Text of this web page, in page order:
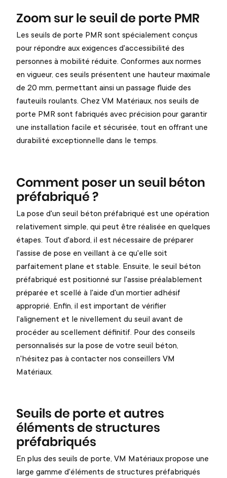
Zoom sur le seuil de porte PMR
Les seuils de porte PMR sont spécialement conçus
pour répondre aux exigences d'accessibilité des
personnes à mobilité réduite. Conformes aux normes
en vigueur, ces seuils présentent une hauteur maximale
de 20 mm, permettant ainsi un passage fluide des
fauteuils roulants. Chez VM Matériaux, nos seuils de
porte PMR sont fabriqués avec précision pour garantir
une installation facile et sécurisée, tout en offrant une
durabilité exceptionnelle dans le temps.
Comment poser un seuil béton
préfabriqué ?
La pose d'un seuil béton préfabriqué est une opération
relativement simple, qui peut être réalisée en quelques
étapes. Tout d'abord, il est nécessaire de préparer
l'assise de pose en veillant à ce qu'elle soit
parfaitement plane et stable. Ensuite, le seuil béton
préfabriqué est positionné sur l'assise préalablement
préparée et scellé à l'aide d'un mortier adhésif
approprié. Enfin, il est important de vérifier
l'alignement et le nivellement du seuil avant de
procéder au scellement définitif. Pour des conseils
personnalisés sur la pose de votre seuil béton,
n'hésitez pas à contacter nos conseillers VM
Matériaux.
Seuils de porte et autres
éléments de structures
préfabriqués
En plus des seuils de porte, VM Matériaux propose une
large gamme d'éléments de structures préfabriqués